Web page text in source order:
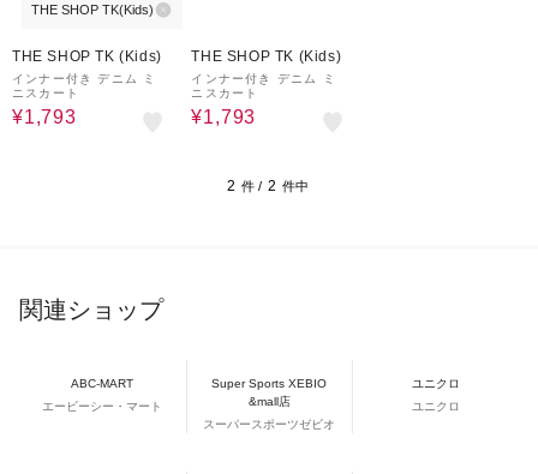
THE SHOP TK(Kids)
THE SHOP TK (Kids)
インナー付き デニム ミ
ニスカート
¥1,793
THE SHOP TK (Kids)
インナー付き デニム ミ
ニスカート
¥1,793
2 件 / 2 件中
関連ショップ
ABC-MART
エービーシー・マート
Super Sports XEBIO
&mall店
スーパースポーツゼビオ
ユニクロ
ユニクロ